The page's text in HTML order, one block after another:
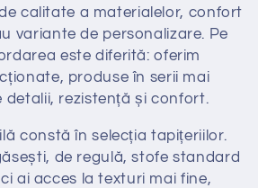
calitate a materialelor, confort
variante de personalizare. Pe
este diferită: oferim
produse în serii mai
detalii, rezistență și confort.
constă în selecția tapițeriilor.
de regulă, stofe standard
ai acces la texturi mai fine,